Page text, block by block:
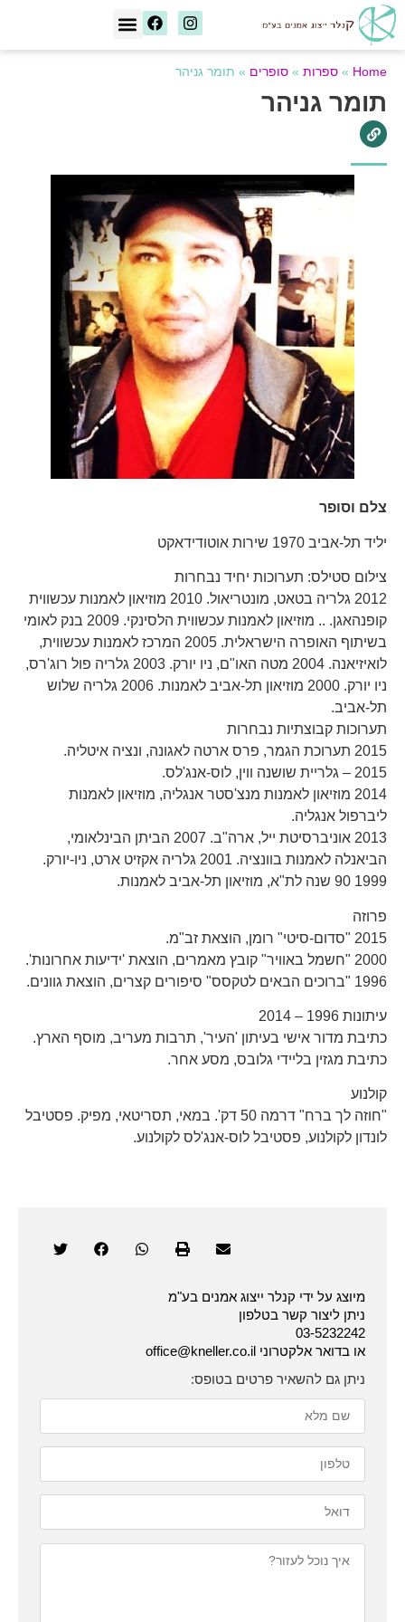
Home
» ספרות » סופרים » תומר גניהר
תומר גניהר
צלם וסופר
יליד תל-אביב 1970 שירות אוטודידאקט
צילום סטילס: תערוכות יחיד נבחרות
2012 גלריה בטאט, מונטריאול. 2010 מוזיאון לאמנות עכשווית
קופנהאגן. .. מוזיאון לאמנות עכשווית הלסינקי. 2009 בנק לאומי
בשיתוף האופרה הישראלית. 2005 המרכז לאמנות עכשווית,
לואיזיאנה. 2004 מטה האו"ם, ניו יורק. 2003 גלריה פול רוג'רס,
ניו יורק. 2000 מוזיאון תל-אביב לאמנות. 2006 גלריה שלוש
תל-אביב.
תערוכות קבוצתיות נבחרות
2015 תערוכת הגמר, פרס ארטה לאגונה, ונציה איטליה.
2015 – גלריית שושנה ווין, לוס-אנג'לס.
2014 מוזיאון לאמנות מנצ'סטר אנגליה, מוזיאון לאמנות
ליברפול אנגליה.
2013 אוניברסיטת ייל, ארה"ב. 2007 הביתן הבינלאומי,
הביאנלה לאמנות בוונציה. 2001 גלריה אקזיט ארט, ניו-יורק.
1999 90 שנה לת"א, מוזיאון תל-אביב לאמנות.
פרוזה
2015 "סדום-סיטי" רומן, הוצאת זב"מ.
2000 "חשמל באוויר" קובץ מאמרים, הוצאת 'ידיעות אחרונות'.
1996 "ברוכים הבאים לטקסס" סיפורים קצרים, הוצאת גוונים.
עיתונות 1996 – 2014
כתיבת מדור אישי בעיתון 'העיר', תרבות מעריב, מוסף הארץ.
כתיבת מגזין בליידי גלובס, מסע אחר.
קולנוע
"חוזה לך ברח" דרמה 50 דק'. במאי, תסריטאי, מפיק. פסטיבל
לונדון לקולנוע, פסטיבל לוס-אנג'לס לקולנוע.
מיוצג על ידי קנלר ייצוג אמנים בע"מ
ניתן ליצור קשר בטלפון
03-5232242
או בדואר אלקטרוני office@kneller.co.il
ניתן גם להשאיר פרטים בטופס: